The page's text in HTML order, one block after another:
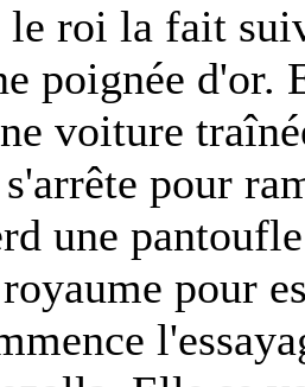
roi la fait
poignée d'or.
voiture
pour
une
pour